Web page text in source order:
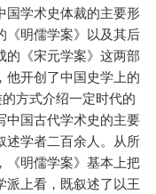
国学术史体裁的主要形
明儒学案》以及其后
的《宋元学案》这两部
他开创了中国史学上的
方式介绍一定时代的
中国古代学术史的主要
述学者二百余人。从所
《明儒学案》基本上把
派上看，既叙述了以王